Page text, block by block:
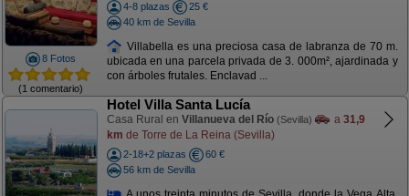
8 Fotos
(1 comentario)
4-8 plazas
25 €
40 km de Sevilla
Villabella es una preciosa casa de labranza de 70 m.
ubicada en una parcela privada de 3. 000m², ajardinada y
con árboles frutales. Enclavad ...
Hotel Villa Santa Lucía
Casa Rural en Villanueva del Río (Sevilla) a 31,9
km de Torre de La Reina (Sevilla)
2-18+2 plazas
60 €
56 km de Sevilla